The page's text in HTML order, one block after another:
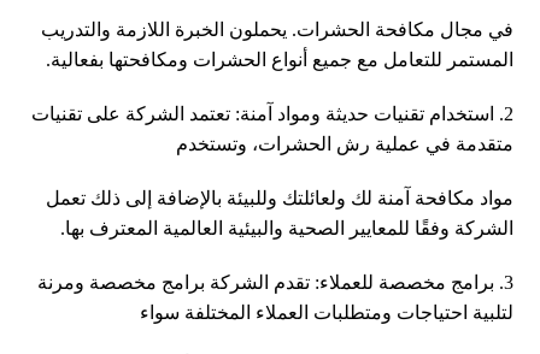
في مجال مكافحة الحشرات. يحملون الخبرة اللازمة والتدريب
المستمر للتعامل مع جميع أنواع الحشرات ومكافحتها بفعالية.
2. استخدام تقنيات حديثة ومواد آمنة: تعتمد الشركة على تقنيات
متقدمة في عملية رش الحشرات، وتستخدم
مواد مكافحة آمنة لك ولعائلتك وللبيئة بالإضافة إلى ذلك تعمل
الشركة وفقًا للمعايير الصحية والبيئية العالمية المعترف بها.
3. برامج مخصصة للعملاء: تقدم الشركة برامج مخصصة ومرنة
لتلبية احتياجات ومتطلبات العملاء المختلفة سواء